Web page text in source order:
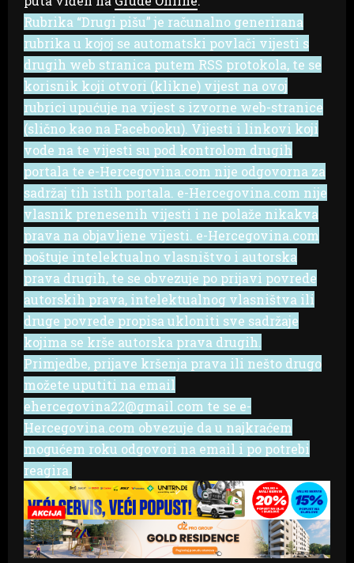
Rubrika “Drugi pišu” je računalno generirana
rubrika u kojoj se automatski povlači vijesti s
drugih web stranica putem RSS protokola, te se
korisnik koji otvori (klikne) vijest na ovoj
rubrici upućuje na vijest s izvorne web-stranice
(slično kao na Facebooku). Vijesti i linkovi koji
vode na te vijesti su pod kontrolom drugih
portala te e-Hercegovina.com nije odgovorna za
sadržaj tih istih portala. e-Hercegovina.com nije
vlasnik prenesenih vijesti i ne polaže nikakva
prava na objavljene vijesti. e-Hercegovina.com
poštuje intelektualno vlasništvo i autorska
prava drugih, te se obvezuje po prijavi povrede
autorskih prava, intelektualnog vlasništva ili
druge povrede propisa ukloniti sve sadržaje
kojima se krše autorska prava drugih.
Primjedbe, prijave kršenja prava ili nešto drugo
možete uputiti na email
ehercegovina22@gmail.com te se e-
Hercegovina.com obvezuje da u najkraćem
mogućem roku odgovori na email i po potrebi
reagira.